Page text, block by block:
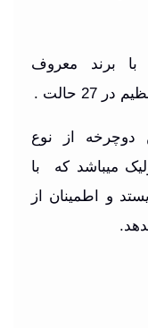
با برند معروف
از نوع
میباشد که با
و اطمینان از